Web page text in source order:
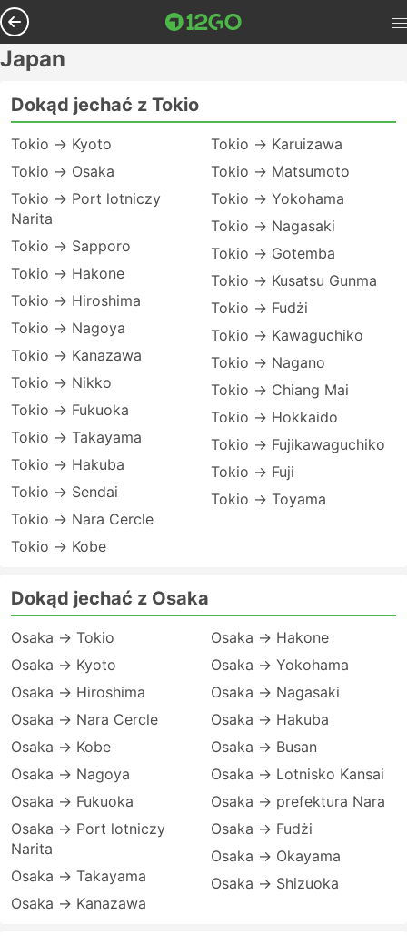
Japan
Dokąd jechać z Tokio
Tokio → Kyoto
Tokio → Osaka
Tokio → Port lotniczy
Narita
Tokio → Sapporo
Tokio → Hakone
Tokio → Hiroshima
Tokio → Nagoya
Tokio → Kanazawa
Tokio → Nikko
Tokio → Fukuoka
Tokio → Takayama
Tokio → Hakuba
Tokio → Sendai
Tokio → Nara Cercle
Tokio → Kobe
Tokio → Karuizawa
Tokio → Matsumoto
Tokio → Yokohama
Tokio → Nagasaki
Tokio → Gotemba
Tokio → Kusatsu Gunma
Tokio → Fudżi
Tokio → Kawaguchiko
Tokio → Nagano
Tokio → Chiang Mai
Tokio → Hokkaido
Tokio → Fujikawaguchiko
Tokio → Fuji
Tokio → Toyama
Dokąd jechać z Osaka
Osaka → Tokio
Osaka → Kyoto
Osaka → Hiroshima
Osaka → Nara Cercle
Osaka → Kobe
Osaka → Nagoya
Osaka → Fukuoka
Osaka → Port lotniczy
Narita
Osaka → Takayama
Osaka → Kanazawa
Osaka → Hakone
Osaka → Yokohama
Osaka → Nagasaki
Osaka → Hakuba
Osaka → Busan
Osaka → Lotnisko Kansai
Osaka → prefektura Nara
Osaka → Fudżi
Osaka → Okayama
Osaka → Shizuoka